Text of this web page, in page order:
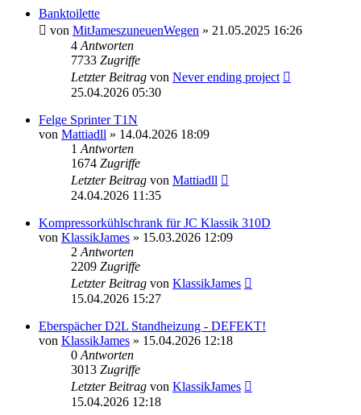
Banktoilette
von MitJameszuneuenWegen » 21.05.2025 16:26
4 Antworten
7733 Zugriffe
Letzter Beitrag von Never ending project
25.04.2026 05:30
Felge Sprinter T1N
von Mattiadll » 14.04.2026 18:09
1 Antworten
1674 Zugriffe
Letzter Beitrag von Mattiadll
24.04.2026 11:35
Kompressorkühlschrank für JC Klassik 310D
von KlassikJames » 15.03.2026 12:09
2 Antworten
2209 Zugriffe
Letzter Beitrag von KlassikJames
15.04.2026 15:27
Eberspächer D2L Standheizung - DEFEKT!
von KlassikJames » 15.04.2026 12:18
0 Antworten
3013 Zugriffe
Letzter Beitrag von KlassikJames
15.04.2026 12:18